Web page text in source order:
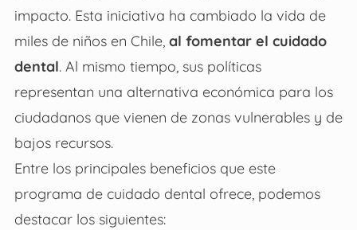
impacto. Esta iniciativa ha cambiado la vida de
miles de niños en Chile, al fomentar el cuidado
dental. Al mismo tiempo, sus políticas
representan una alternativa económica para los
ciudadanos que vienen de zonas vulnerables y de
bajos recursos.
Entre los principales beneficios que este
programa de cuidado dental ofrece, podemos
destacar los siguientes: